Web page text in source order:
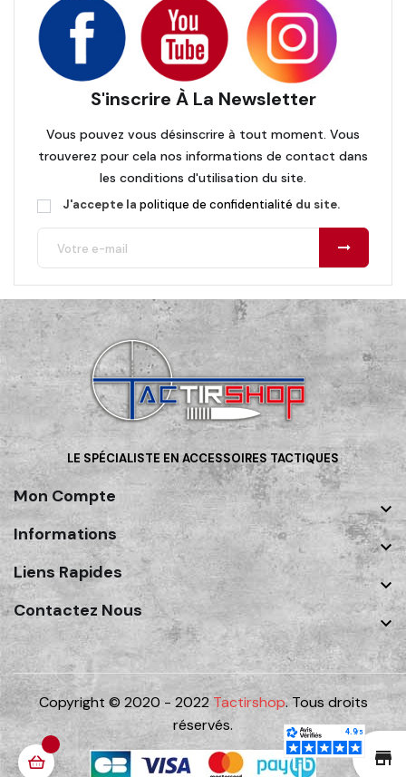
S'inscrire À La Newsletter
Vous pouvez vous désinscrire à tout moment. Vous
trouverez pour cela nos informations de contact dans
les conditions d'utilisation du site.
J'accepte la politique de confidentialité du site.
LE SPÉCIALISTE EN ACCESSOIRES TACTIQUES
Mon Compte

Informations

Liens Rapides

Contactez Nous

Copyright © 2020 - 2022Tactirshop. Tous droits
réservés.